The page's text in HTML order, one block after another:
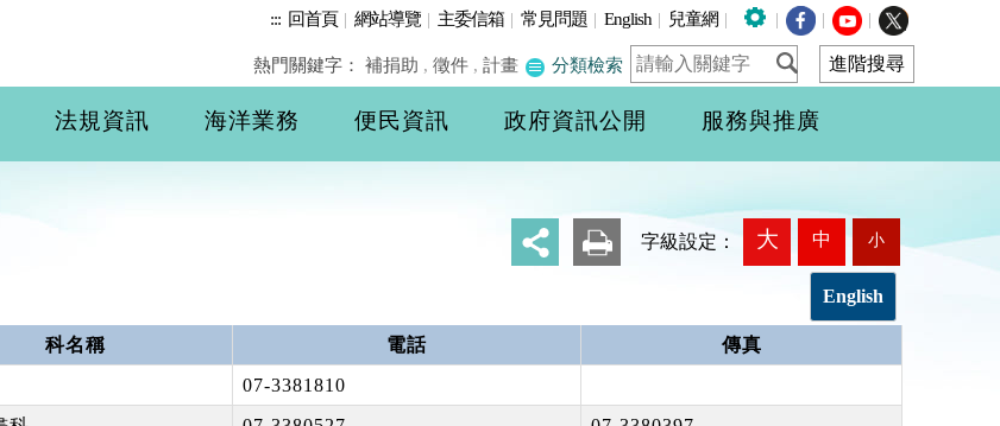
::: 回首頁| 網站導覽 | 主委信箱 | 常見問題 | English | 兒童網 | | | |
熱門關鍵字： 補捐助 , 徵件 , 計畫 分類檢索
法規資訊 海洋業務 便民資訊 政府資訊公開 服務與推廣
字級設定： 大 中 小
English
科名稱 電話
傳真
07-3381810